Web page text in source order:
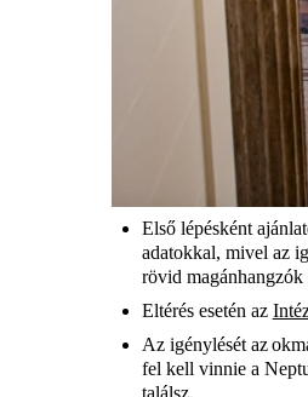
Első lépésként
adatokkal, mivel az
rövid
Eltérés esetén az
Az igénylését az
fel kell vinnie a